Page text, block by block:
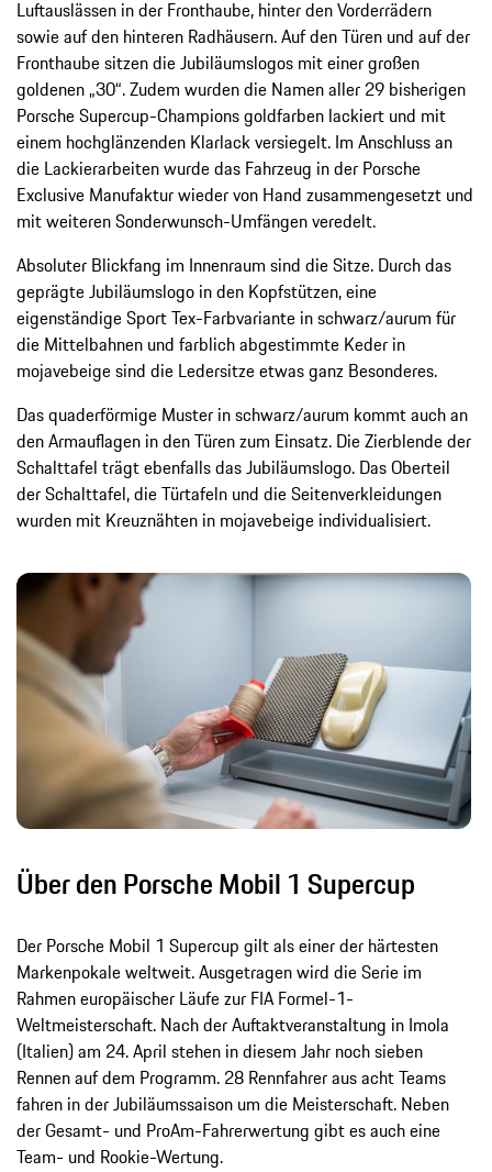
Luftauslässen in der Fronthaube, hinter den Vorderrädern
sowie auf den hinteren Radhäusern. Auf den Türen und auf der
Fronthaube sitzen die Jubiläumslogos mit einer großen
goldenen „30“. Zudem wurden die Namen aller 29 bisherigen
Porsche Supercup-Champions goldfarben lackiert und mit
einem hochglänzenden Klarlack versiegelt. Im Anschluss an
die Lackierarbeiten wurde das Fahrzeug in der Porsche
Exclusive Manufaktur wieder von Hand zusammengesetzt und
mit weiteren Sonderwunsch-Umfängen veredelt.
Absoluter Blickfang im Innenraum sind die Sitze. Durch das
geprägte Jubiläumslogo in den Kopfstützen, eine
eigenständige Sport Tex-Farbvariante in schwarz/aurum für
die Mittelbahnen und farblich abgestimmte Keder in
mojavebeige sind die Ledersitze etwas ganz Besonderes.
Das quaderförmige Muster in schwarz/aurum kommt auch an
den Armauflagen in den Türen zum Einsatz. Die Zierblende der
Schalttafel trägt ebenfalls das Jubiläumslogo. Das Oberteil
der Schalttafel, die Türtafeln und die Seitenverkleidungen
wurden mit Kreuznähten in mojavebeige individualisiert.
Über den Porsche Mobil 1 Supercup
Der Porsche Mobil 1 Supercup gilt als einer der härtesten
Markenpokale weltweit. Ausgetragen wird die Serie im
Rahmen europäischer Läufe zur FIA Formel-1-
Weltmeisterschaft. Nach der Auftaktveranstaltung in Imola
(Italien) am 24. April stehen in diesem Jahr noch sieben
Rennen auf dem Programm. 28 Rennfahrer aus acht Teams
fahren in der Jubiläumssaison um die Meisterschaft. Neben
der Gesamt- und ProAm-Fahrerwertung gibt es auch eine
Team- und Rookie-Wertung.